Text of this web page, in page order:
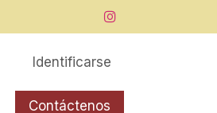
Identificarse
Contáctenos